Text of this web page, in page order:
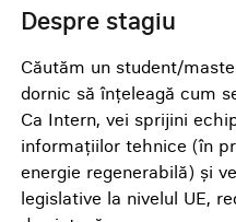
Despre stagiu
Căutăm un student/
dornic să înțeleagă cum
Ca Intern, vei sprijini
informațiilor tehnice (în
energie regenerabilă) și
legislative la nivelul UE,